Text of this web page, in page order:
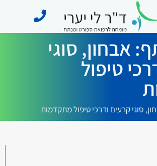
אבחון, סוגי
טיפול
סוגי קרעים ודרכי טיפול מתקדמות